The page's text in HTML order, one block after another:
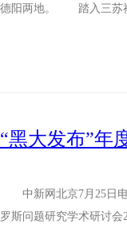
德阳两地。 踏入三苏祠
中新网北京7月25日电
罗斯问题研究学术研讨